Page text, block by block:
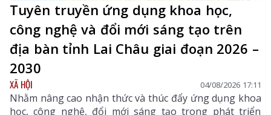
Tuyên truyền ứng dụng khoa học,
công nghệ và đổi mới sáng tạo trên
địa bàn tỉnh Lai Châu giai đoạn 2026 –
2030
XÃ HỘI 04/08/2026 17:11
Nhằm nâng cao nhận thức và thúc đẩy ứng dụng khoa
học, công nghệ, đổi mới sáng tạo trong phát triển